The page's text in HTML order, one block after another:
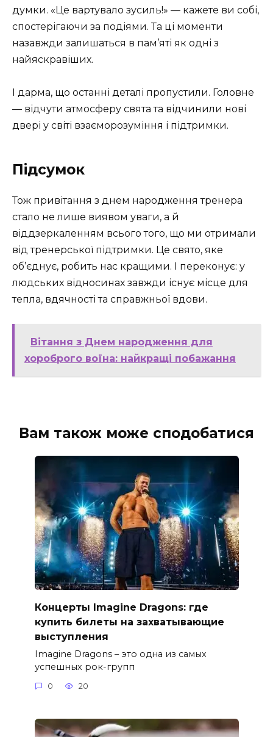
думки. «Це вартувало зусиль!» — кажете ви собі,
спостерігаючи за подіями. Та ці моменти
назавжди залишаться в пам’яті як одні з
найяскравіших.
І дарма, що останні деталі пропустили. Головне
— відчути атмосферу свята та відчинили нові
двері у світі взаєморозуміння і підтримки.
Підсумок
Тож привітання з днем народження тренера
стало не лише виявом уваги, а й
віддзеркаленням всього того, що ми отримали
від тренерської підтримки. Це свято, яке
об’єднує, робить нас кращими. І переконує: у
людських відносинах завжди існує місце для
тепла, вдячності та справжньої вдови.
Вітання з Днем народження для
хороброго воїна: найкращі побажання
Вам також може сподобатися
Концерты Imagine Dragons: где
купить билеты на захватывающие
выступления
Imagine Dragons – это одна из самых
успешных рок-групп
0 20